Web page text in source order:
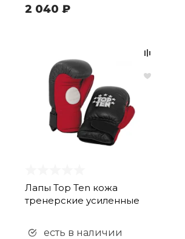
2 040 ₽
Лапы Top Ten кожа
тренерские усиленные
есть в наличии